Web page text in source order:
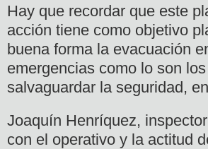
Hay que recordar que este
acción tiene como objetivo
buena forma la evacuación
emergencias como lo son
salvaguardar la seguridad,
Joaquín Henríquez,
con el operativo y la actitud